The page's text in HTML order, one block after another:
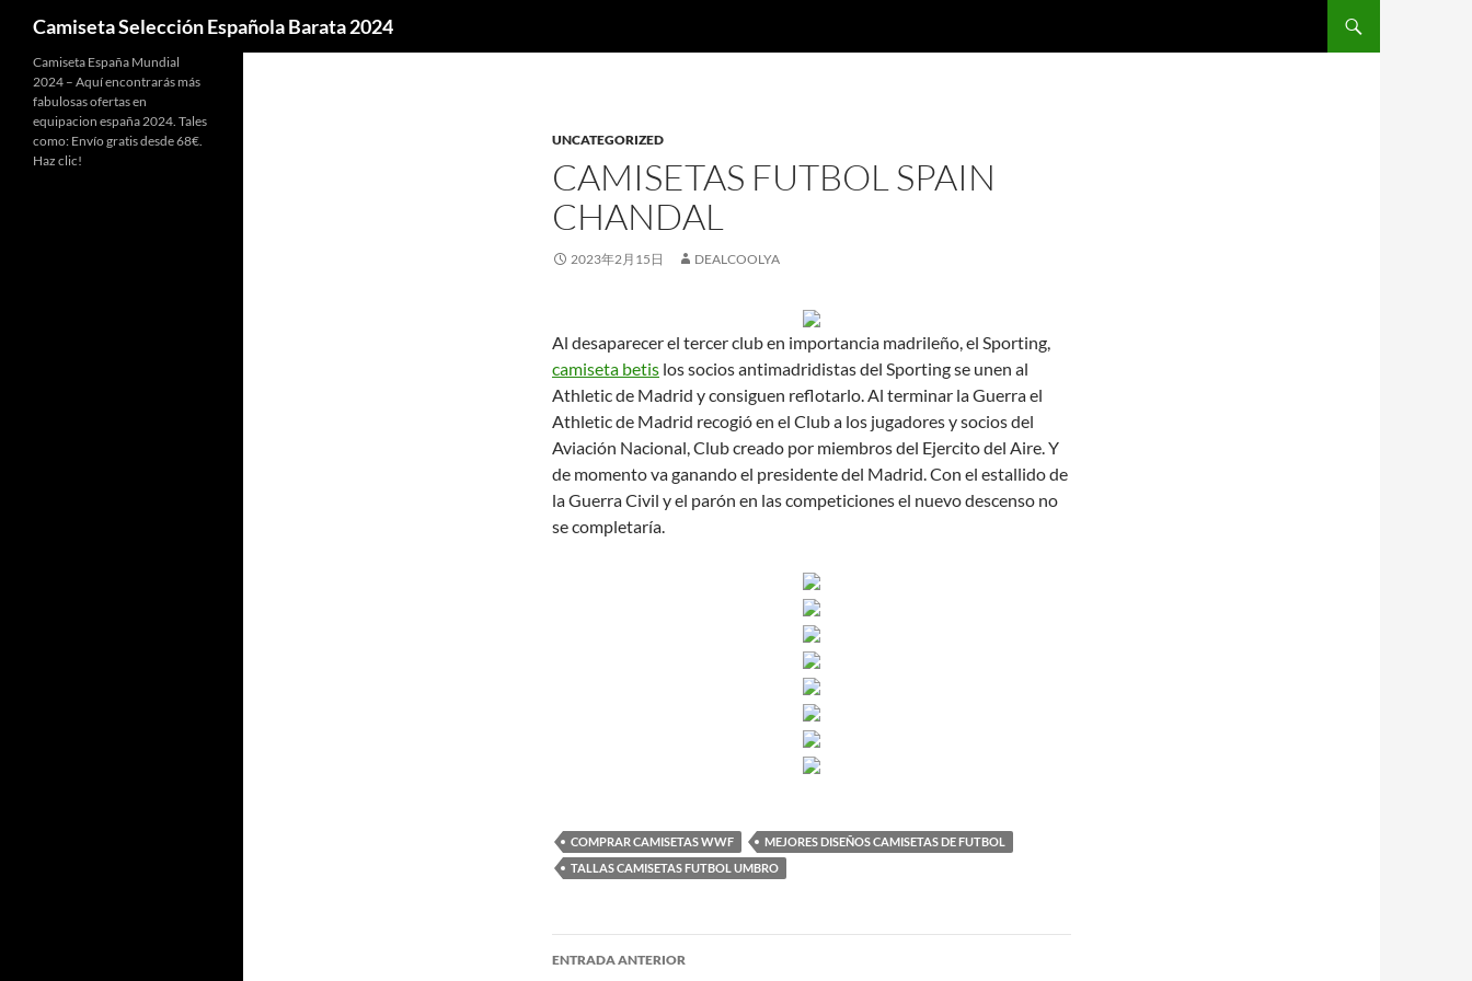
Camiseta Selección Española Barata 2024
UNCATEGORIZED
CAMISETAS FUTBOL SPAIN
CHANDAL
2023年2月15日 DEALCOOLYA
Al desaparecer el tercer club en importancia madrileño, el Sporting,
camiseta betis los socios antimadridistas del Sporting se unen al
Athletic de Madrid y consiguen reflotarlo. Al terminar la Guerra el
Athletic de Madrid recogió en el Club a los jugadores y socios del
Aviación Nacional, Club creado por miembros del Ejercito del Aire. Y
de momento va ganando el presidente del Madrid. Con el estallido de
la Guerra Civil y el parón en las competiciones el nuevo descenso no
se completaría.
COMPRAR CAMISETAS WWF
MEJORES DISEÑOS CAMISETAS DE FUTBOL
TALLAS CAMISETAS FUTBOL UMBRO
Navegación
ENTRADA ANTERIOR
Camiseta España Mundial
2024 – Aquí encontrarás más
fabulosas ofertas en
equipacion españa 2024. Tales
como: Envío gratis desde 68€.
Haz clic!